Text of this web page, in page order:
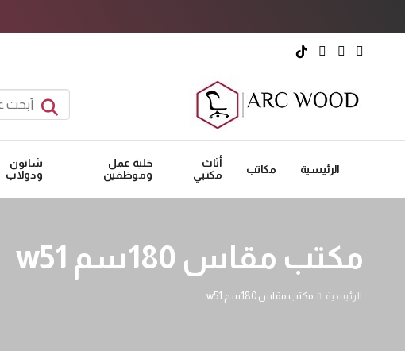
الرئيسية مكاتب
أثاث
مكتبي
خلية عمل
وموظفين
شانون
ودولاب
مكتب مقاس 180سم w51
الرئيسية مكتب مقاس 180سم w51